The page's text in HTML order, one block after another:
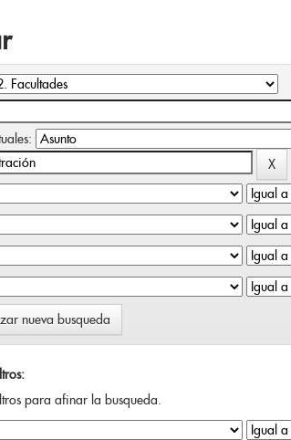
nueva busqueda
para afinar la busqueda.